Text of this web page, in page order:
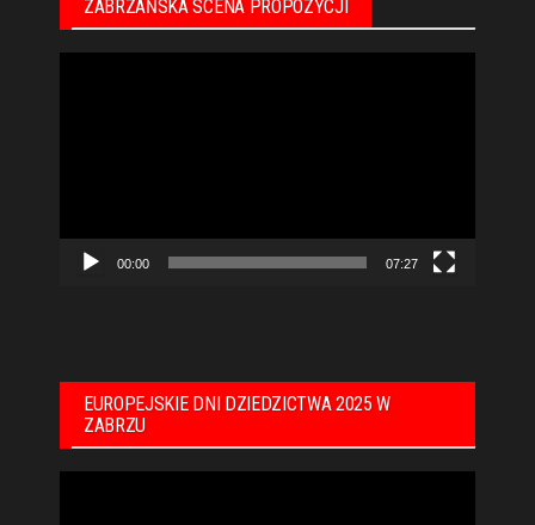
ZABRZAŃSKA SCENA PROPOZYCJI
00:00 07:27
EUROPEJSKIE DNI DZIEDZICTWA 2025 W
ZABRZU